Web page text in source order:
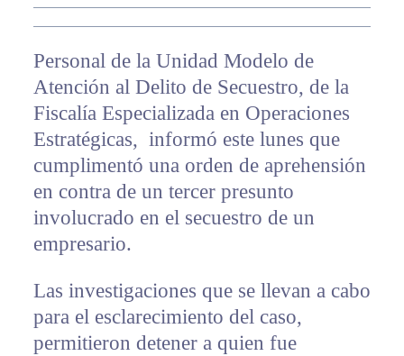
Personal de la Unidad Modelo de
Atención al Delito de Secuestro, de la
Fiscalía Especializada en Operaciones
Estratégicas, informó este lunes que
cumplimentó una orden de aprehensión
en contra de un tercer presunto
involucrado en el secuestro de un
empresario.
Las investigaciones que se llevan a cabo
para el esclarecimiento del caso,
permitieron detener a quien fue